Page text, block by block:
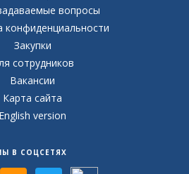
вопросы
конфиденциальности
Закупки
сотрудников
Вакансии
Карта сайта
English version
В СОЦСЕТЯХ